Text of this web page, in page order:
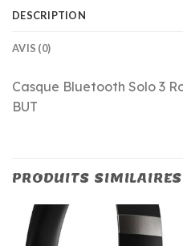
DESCRIPTION
AVIS (0)
Casque Bluetooth Solo 3
BUT
PRODUITS SIMILAIRES